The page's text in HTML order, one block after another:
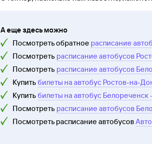
А еще здесь можно
Посмотреть обратное расписание
Посмотреть расписание автобусов
Посмотреть расписание автобусов
Купить билеты на автобус Ростов-на-
Купить билеты на автобус
Посмотреть расписание автобусов
Посмотреть расписание автобусов